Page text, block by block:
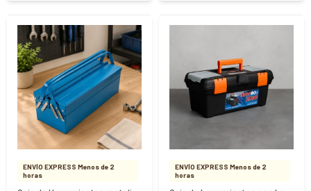
ENVÍO EXPRESS Menos de 2
horas
ENVÍO EXPRESS Menos de 2
horas